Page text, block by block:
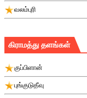
வலம்புரி
கிராமத்து தளங்கள்
குப்பிளான்
புங்குடுதீவு